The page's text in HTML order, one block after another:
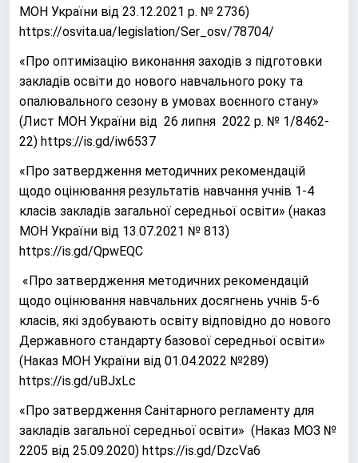
МОН України від 23.12.2021 р. № 2736)
https://osvita.ua/legislation/Ser_osv/78704/
«Про оптимізацію виконання заходів з підготовки
закладів освіти до нового навчального року та
опалювального сезону в умовах воєнного стану»
(Лист МОН України від 26 липня 2022 р. № 1/8462-
22) https://is.gd/iw6537
«Про затвердження методичних рекомендацій
щодо оцінювання результатів навчання учнів 1-4
класів закладів загальної середньої освіти» (наказ
МОН України від 13.07.2021 № 813)
https://is.gd/QpwEQC
«Про затвердження методичних рекомендацій
щодо оцінювання навчальних досягнень учнів 5-6
класів, які здобувають освіту відповідно до нового
Державного стандарту базової середньої освіти»
(Наказ МОН України від 01.04.2022 №289)
https://is.gd/uBJxLc
«Про затвердження Санітарного регламенту для
закладів загальної середньої освіти» (Наказ МОЗ №
2205 від 25.09.2020) https://is.gd/DzcVa6